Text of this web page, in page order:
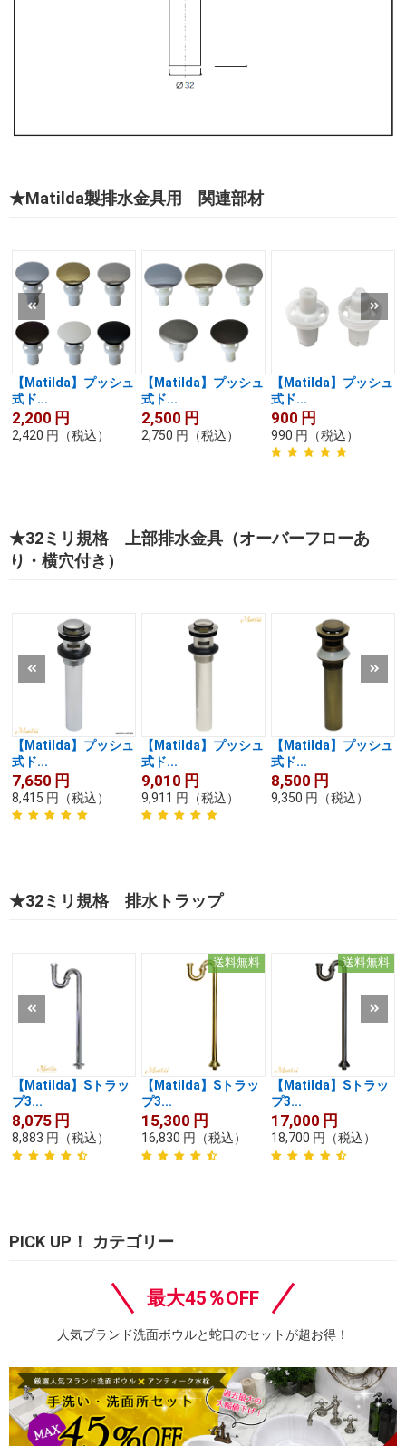
★Matilda製排水金具用 関連部材
【Matilda】プッシュ
式ド...
2,200 円
2,420 円 （税込）
【Matilda】プッシュ
式ド...
2,500 円
2,750 円 （税込）
【Matilda】プッシュ
式ド...
900 円
990 円 （税込）
★32ミリ規格 上部排水金具（オーバーフローあ
り・横穴付き）
【Matilda】プッシュ
式ド...
7,650 円
8,415 円 （税込）
【Matilda】プッシュ
式ド...
9,010 円
9,911 円 （税込）
【Matilda】プッシュ
式ド...
8,500 円
9,350 円 （税込）
★32ミリ規格 排水トラップ
【Matilda】Sトラッ
プ3...
8,075 円
8,883 円 （税込）
送料無料
【Matilda】Sトラッ
プ3...
15,300 円
16,830 円 （税込）
送料無料
【Matilda】Sトラッ
プ3...
17,000 円
18,700 円 （税込）
PICK UP！ カテゴリー
最大45％OFF
人気ブランド洗面ボウルと蛇口のセットが超お得！